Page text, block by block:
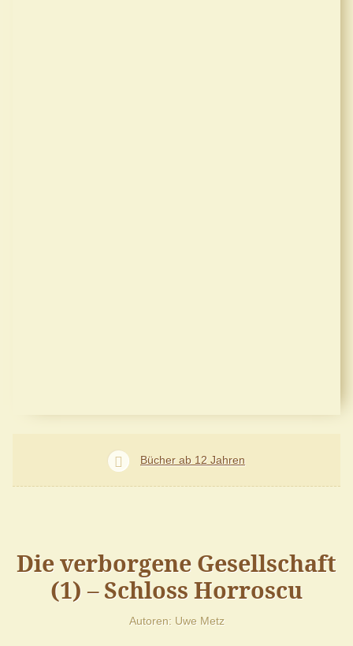
Bücher ab 12 Jahren
Die verborgene Gesellschaft
(1) – Schloss Horroscu
Autoren Uwe Metz